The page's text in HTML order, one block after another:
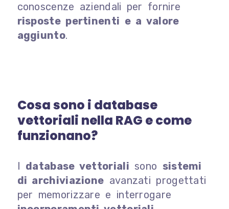
conoscenze aziendali per fornire
risposte pertinenti e a valore
aggiunto.
Cosa sono i database
vettoriali nella RAG e come
funzionano?
I database vettoriali sono sistemi
di archiviazione avanzati progettati
per memorizzare e interrogare